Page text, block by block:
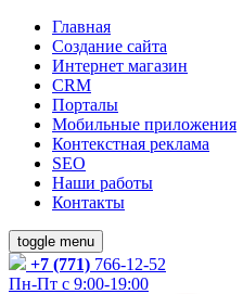
Главная
Создание сайта
Интернет магазин
CRM
Порталы
Мобильные приложения
Контекстная реклама
SEO
Наши работы
Контакты
toggle menu
+7 (771) 766-12-52
Пн-Пт с 9:00-19:00